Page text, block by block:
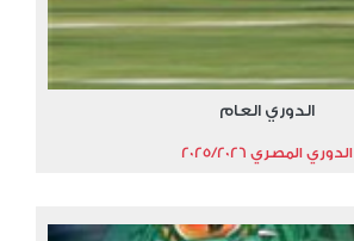
الدوري العام
الدوري المصري 2025/2026